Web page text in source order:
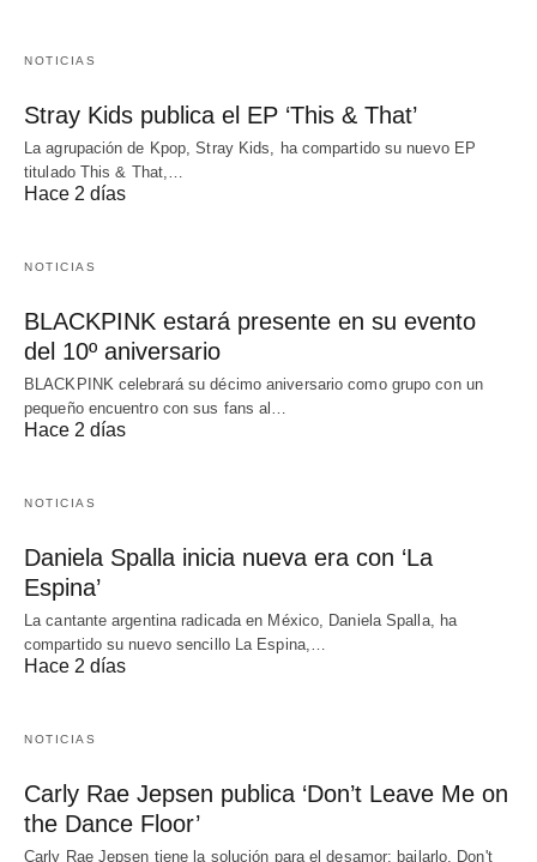
NOTICIAS
Stray Kids publica el EP ‘This & That’
La agrupación de Kpop, Stray Kids, ha compartido su nuevo EP
titulado This & That,…
Hace 2 días
NOTICIAS
BLACKPINK estará presente en su evento
del 10º aniversario
BLACKPINK celebrará su décimo aniversario como grupo con un
pequeño encuentro con sus fans al…
Hace 2 días
NOTICIAS
Daniela Spalla inicia nueva era con ‘La
Espina’
La cantante argentina radicada en México, Daniela Spalla, ha
compartido su nuevo sencillo La Espina,…
Hace 2 días
NOTICIAS
Carly Rae Jepsen publica ‘Don’t Leave Me on
the Dance Floor’
Carly Rae Jepsen tiene la solución para el desamor: bailarlo. Don't